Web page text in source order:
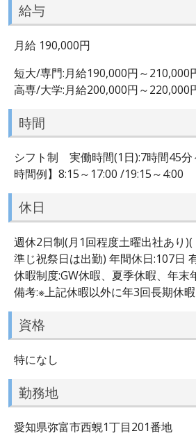
給与
月給 190,000円
短大/専門:月給190,000円～210,000
高専/大学:月給200,000円～220,000
時間
シフト制 実働時間(1日):7時間45分
時間例】8:15～17:00 /19:15～4:00
休日
週休2日制(月1回程度土曜出社あり
準じ祝祭日は出勤) 年間休日:107日
休暇制度:GW休暇、夏季休暇、年末
備考:※上記休暇以外に年3回長期休暇
資格
特になし
勤務地
愛知県弥富市西蜆1丁目201番地